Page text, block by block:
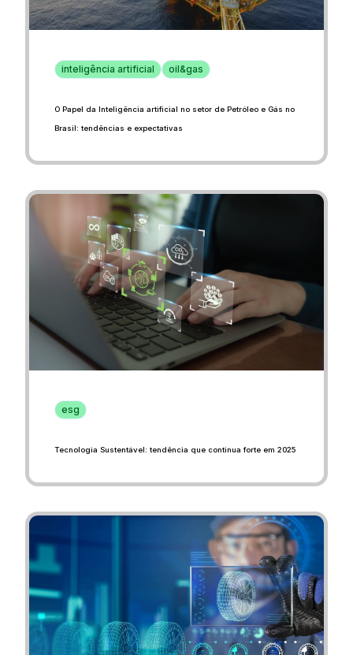
inteligência artificial oil&gas
O Papel da Inteligência artificial no setor de Petróleo e Gás no
Brasil: tendências e expectativas
esg
Tecnologia Sustentável: tendência que continua forte em 2025